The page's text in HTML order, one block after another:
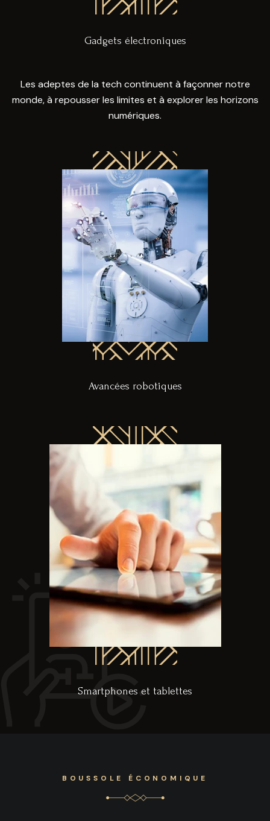
Gadgets électroniques
Les adeptes de la tech continuent à façonner notre
monde, à repousser les limites et à explorer les horizons
numériques.
Avancées robotiques
Smartphones et tablettes
BOUSSOLE ÉCONOMIQUE